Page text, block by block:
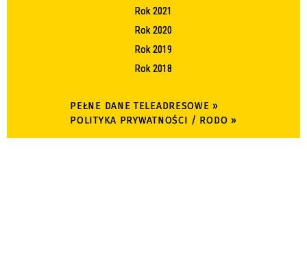
Rok 2021
Rok 2020
Rok 2019
Rok 2018
PEŁNE DANE TELEADRESOWE »
POLITYKA PRYWATNOŚCI / RODO »